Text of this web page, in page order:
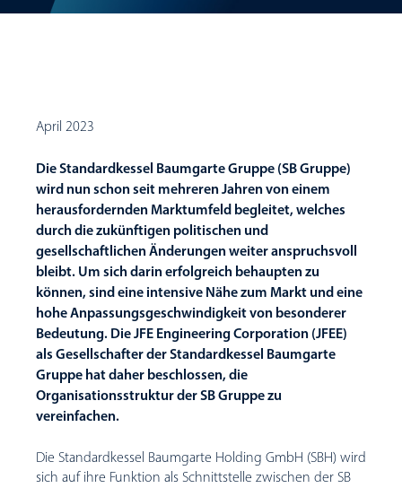
April 2023
Die Standardkessel Baumgarte Gruppe (SB Gruppe)
wird nun schon seit mehreren Jahren von einem
herausfordernden Marktumfeld begleitet, welches
durch die zukünftigen politischen und
gesellschaftlichen Änderungen weiter anspruchsvoll
bleibt. Um sich darin erfolgreich behaupten zu
können, sind eine intensive Nähe zum Markt und eine
hohe Anpassungsgeschwindigkeit von besonderer
Bedeutung. Die JFE Engineering Corporation (JFEE)
als Gesellschafter der Standardkessel Baumgarte
Gruppe hat daher beschlossen, die
Organisationsstruktur der SB Gruppe zu
vereinfachen.
Die Standardkessel Baumgarte Holding GmbH (SBH) wird
sich auf ihre Funktion als Schnittstelle zwischen der SB